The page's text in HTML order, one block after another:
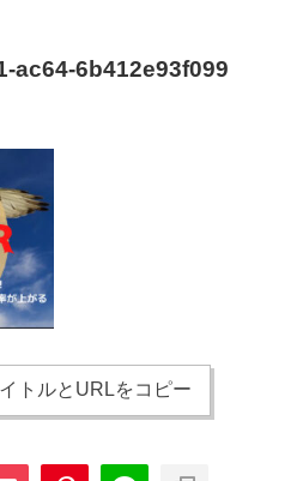
ac64-6b412e93f099
トルとURLをコピー